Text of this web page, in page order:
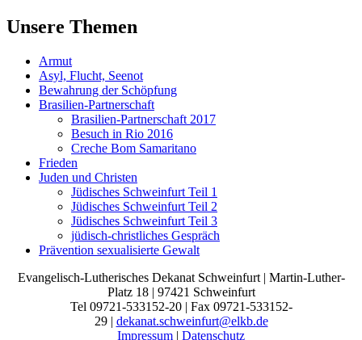
Unsere Themen
Armut
Asyl, Flucht, Seenot
Bewahrung der Schöpfung
Brasilien-Partnerschaft
Brasilien-Partnerschaft 2017
Besuch in Rio 2016
Creche Bom Samaritano
Frieden
Juden und Christen
Jüdisches Schweinfurt Teil 1
Jüdisches Schweinfurt Teil 2
Jüdisches Schweinfurt Teil 3
jüdisch-christliches Gespräch
Prävention sexualisierte Gewalt
Evangelisch-Lutherisches Dekanat Schweinfurt | Martin-Luther-
Platz 18 | 97421 Schweinfurt
Tel 09721-533152-20 | Fax 09721-533152-
29 | dekanat.schweinfurt@elkb.de
Impressum | Datenschutz